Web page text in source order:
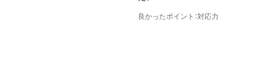
良かったポイント：対応力